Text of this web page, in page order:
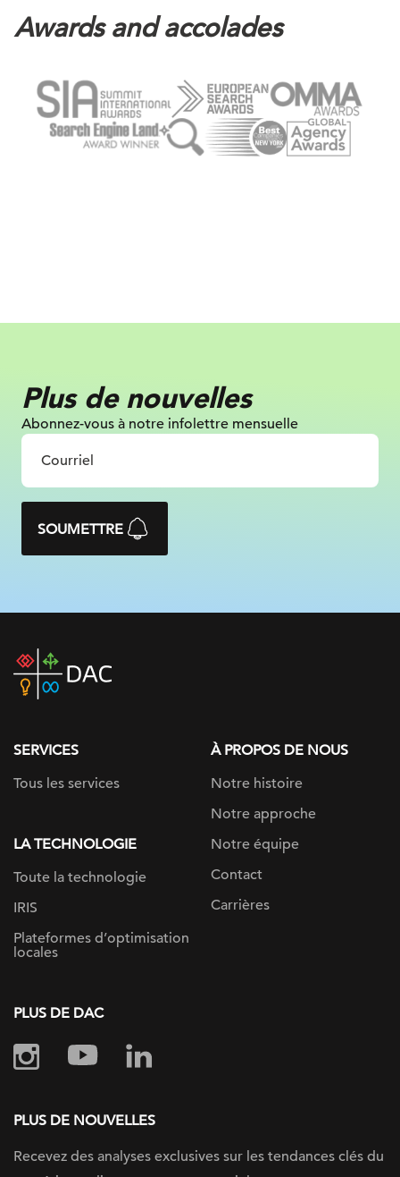
Awards and accolades
Plus de nouvelles
Abonnez-vous à notre infolettre mensuelle
SOUMETTRE
DAC
home
SERVICES
Tous les services
LA TECHNOLOGIE
Toute la technologie
IRIS
Plateformes d’optimisation
locales
À PROPOS DE NOUS
Notre histoire
Notre approche
Notre équipe
Contact
Carrières
PLUS DE DAC
PLUS DE NOUVELLES
Recevez des analyses exclusives sur les tendances clés du